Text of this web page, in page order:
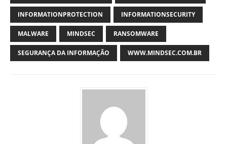
INFORMATIONPROTECTION INFORMATIONSECURITY
MALWARE MINDSEC RANSOMWARE
SEGURANÇA DA INFORMAÇÃO WWW.MINDSEC.COM.BR